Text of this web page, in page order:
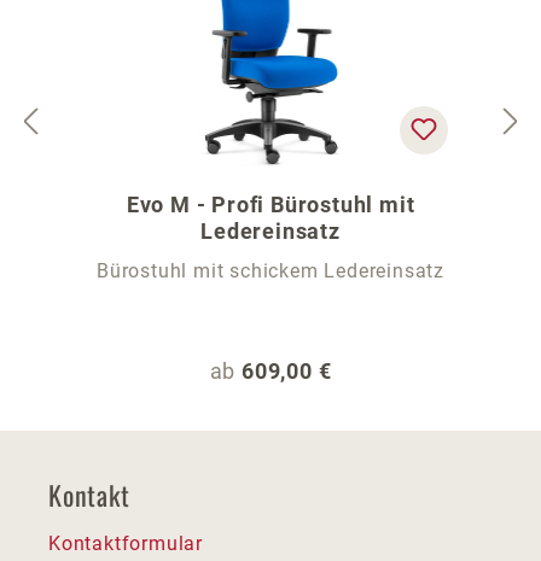
Evo M - Profi Bürostuhl mit
Ledereinsatz
Bürostuhl mit schickem Ledereinsatz
Regulärer Preis:
ab 609,00 €
Kontakt
Kontaktformular